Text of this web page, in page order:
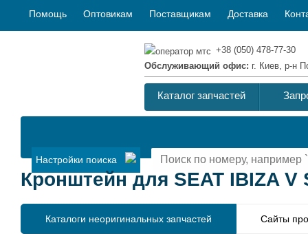
Помощь Оптовикам Поставщикам Доставка
+38 (050) 478-77-30
Обслуживающий офис: г. Киев, р-н
Каталог запчастей
Настройки поиска
Кронштейн для SEAT IBIZA V
Каталоги неоригинальных запчастей Сайты